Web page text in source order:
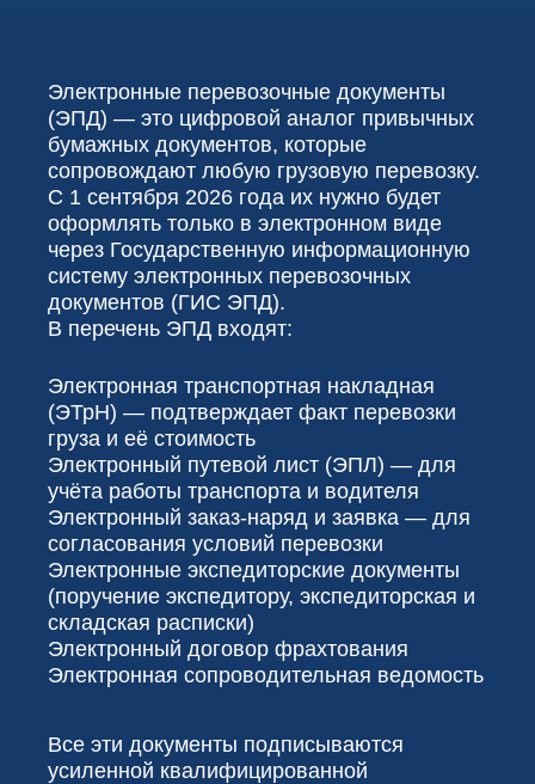
Электронные перевозочные документы
(ЭПД) — это цифровой аналог привычных
бумажных документов, которые
сопровождают любую грузовую перевозку.
С 1 сентября 2026 года их нужно будет
оформлять только в электронном виде
через Государственную информационную
систему электронных перевозочных
документов (ГИС ЭПД).
В перечень ЭПД входят:
Электронная транспортная накладная
(ЭТрН) — подтверждает факт перевозки
груза и её стоимость
Электронный путевой лист (ЭПЛ) — для
учёта работы транспорта и водителя
Электронный заказ-наряд и заявка — для
согласования условий перевозки
Электронные экспедиторские документы
(поручение экспедитору, экспедиторская и
складская расписки)
Электронный договор фрахтования
Электронная сопроводительная ведомость
Все эти документы подписываются
усиленной квалифицированной